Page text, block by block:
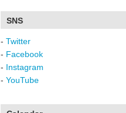
SNS
- Twitter
- Facebook
- Instagram
- YouTube